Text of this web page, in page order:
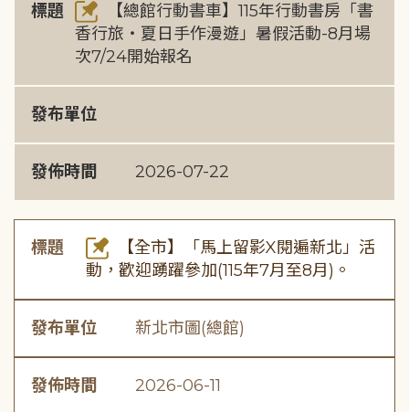
標題
【總館行動書車】115年行動書房「書
香行旅・夏日手作漫遊」暑假活動-8月場
次7/24開始報名
發布單位
發佈時間 2026-07-22
標題
【全市】「馬上留影X閱遍新北」活
動，歡迎踴躍參加(115年7月至8月)。
發布單位 新北市圖(總館)
發佈時間 2026-06-11